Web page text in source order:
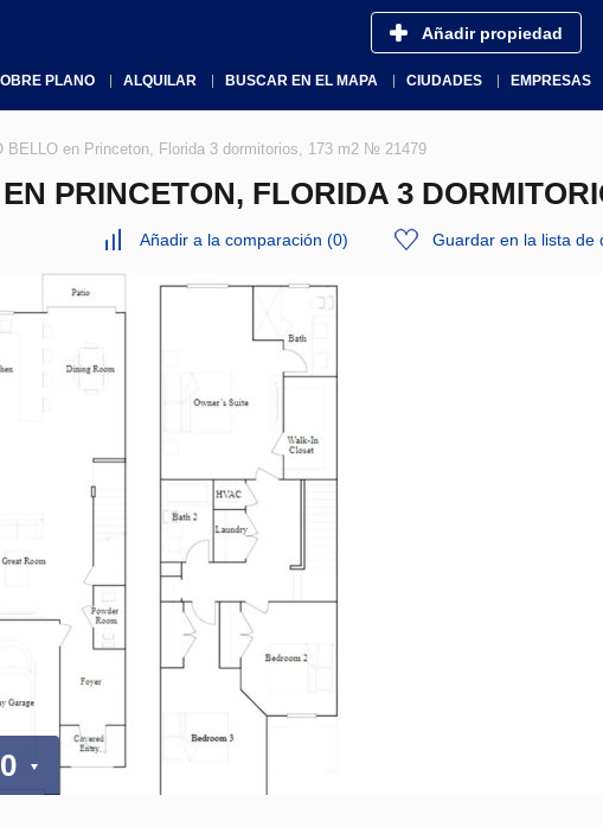
Añadir propiedad
PLANO ALQUILAR BUSCAR EN EL MAPA CIUDADES EMPRESAS
BELLO en Princeton, Florida 3 dormitorios, 173 m2 № 21479
PRINCETON, FLORIDA 3
Añadir a la comparación (0) Guardar en la lista de